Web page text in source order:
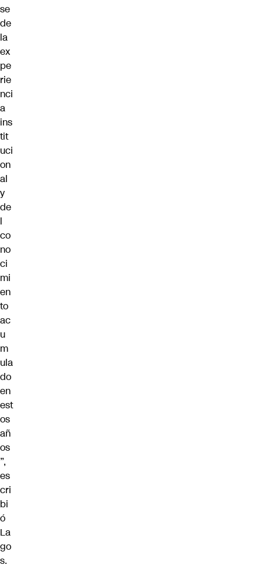
se
de
la
ex
pe
rie
nci
a
ins
tit
uci
on
al
y
de
l
co
no
ci
mi
en
to
ac
u
m
ula
do
en
est
os
añ
os
”,
es
cri
bi
ó
La
go
s.